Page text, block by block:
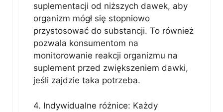
suplementacji od niższych dawek, aby
organizm mógł się stopniowo
przystosować do substancji. To również
pozwala konsumentom na
monitorowanie reakcji organizmu na
suplement przed zwiększeniem dawki,
jeśli zajdzie taka potrzeba.
4. Indywidualne różnice: Każdy